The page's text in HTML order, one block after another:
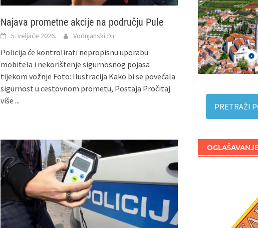
Najava prometne akcije na području Pule
5. veljače 2026. Vodnjanski Đir
Policija će kontrolirati nepropisnu uporabu
mobitela i nekorištenje sigurnosnog pojasa
tijekom vožnje Foto: Ilustracija Kako bi se povećala
sigurnost u cestovnom prometu, Postaja Pročitaj
više ...
PRETRAŽI